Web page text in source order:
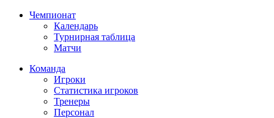
Чемпионат
Календарь
Турнирная таблица
Матчи
Команда
Игроки
Статистика игроков
Тренеры
Персонал